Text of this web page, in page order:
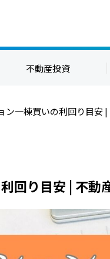
不動産投資
ン一棟買いの利回り目安
回り目安 | 不